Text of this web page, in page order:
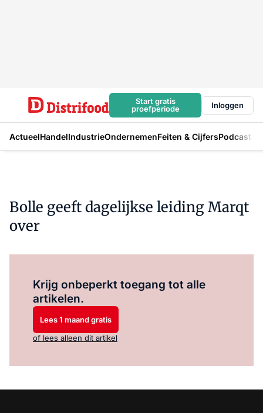
Start gratis
proefperiode
Inloggen
ActueelHandelIndustrieOndernemenFeiten & CijfersPodcast
Bolle geeft dagelijkse leiding Marqt
over
Krijg onbeperkt toegang tot alle
artikelen.
Lees 1 maand gratis
of lees alleen dit artikel